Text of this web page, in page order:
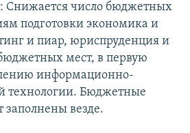
: Снижается число бюджетных
подготовки экономика и
и пиар, юриспруденция и
мест, в первую
информационно-
технологии. Бюджетные
заполнены везде.